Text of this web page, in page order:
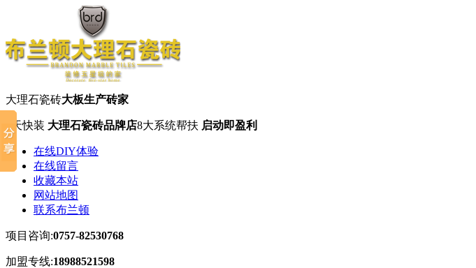
大理石瓷砖大板生产砖家
7天快装 大理石瓷砖品牌店8大系统帮扶 启动即盈利
在线DIY体验
在线留言
收藏本站
网站地图
联系布兰顿
项目咨询:0757-82530768
加盟专线:18988521598